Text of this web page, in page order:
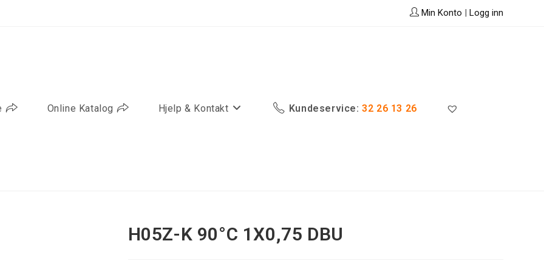
Min Konto | Logg inn
Online Katalog Hjelp & Kontakt Kundeservice: 32 26 13 26
H05Z-K 90°C 1X0,75 DBU